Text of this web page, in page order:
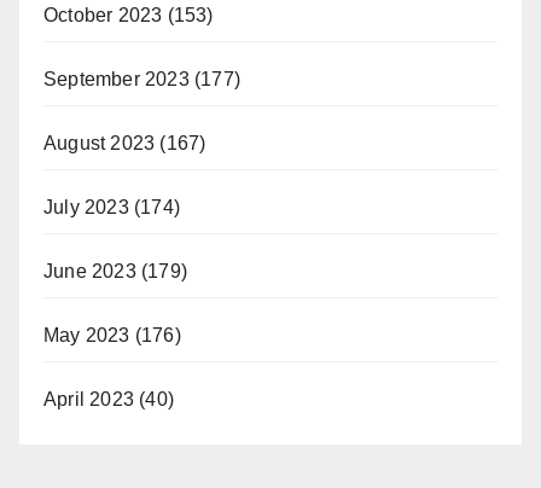
October 2023 (153)
September 2023(177)
August 2023 (167)
July 2023(174)
June 2023(179)
May 2023 (176)
April 2023 (40)